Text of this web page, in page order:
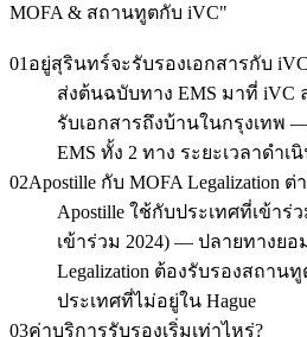
MOFA & สถานทูตกับ iVC"
01 อยู่สุรินทร์จะรับรองเอกสารกับ
ส่งต้นฉบับทาง EMS มาที่ iVC
รับเอกสารถึงบ้านในกรุงเทพ
EMS ทั้ง 2 ทาง ระยะเวลาดำเ
02Apostille กับ MOFA Legalization ต่
Apostille ใช้กับประเทศที่เข้าร่ว
เข้าร่วม 2024) — ปลายทางยอ
Legalization ต้องรับรองสถาน
ประเทศที่ไม่อยู่ใน Hague
03ค่าบริการรับรองเริ่มเท่าไหร่?